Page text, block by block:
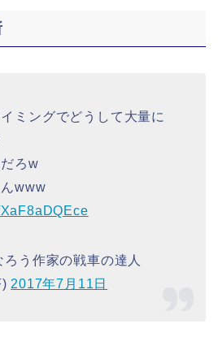
ミングでどうして大量に
ろw
www
う作家の戦車の達人
2017年7月11日